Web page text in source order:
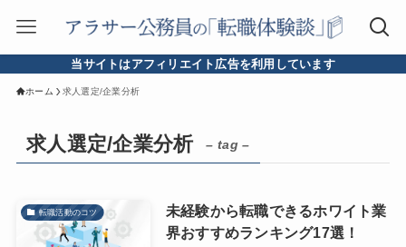
当サイトはアフィリエイト広告を利用しています
ホーム 求人選定/企業分析
求人選定/企業分析 – tag –
転職活動のコツ
未経験から転職できるホワイト業
界おすすめランキング17選！